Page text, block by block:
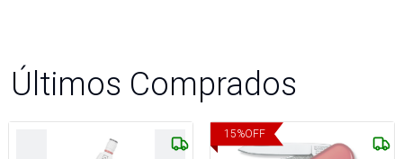
Últimos Comprados
15%OFF